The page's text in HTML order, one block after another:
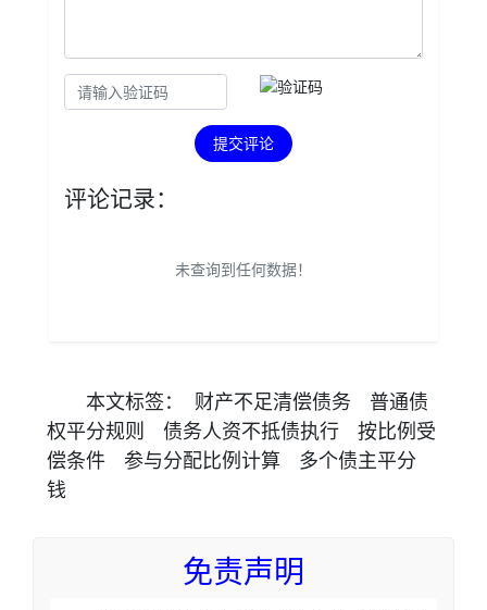
提交评论
评论记录：
未查询到任何数据！
本文标签： 财产不足清偿债务
普通债
权平分规则
债务人资不抵债执行
按比例受
偿条件
参与分配比例计算
多个债主平分
钱
免责声明